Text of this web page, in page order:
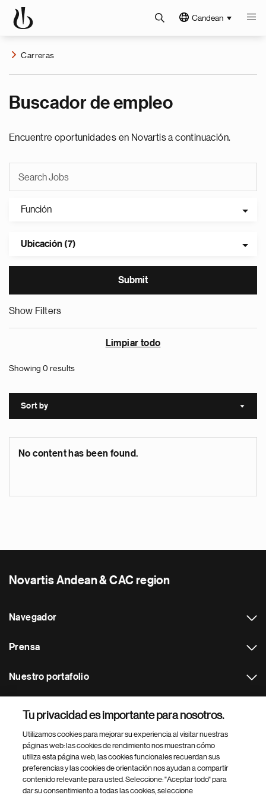
Candean
Carreras
Buscador de empleo
Encuentre oportunidades en Novartis a continuación.
Función
Ubicación (7)
Show Filters
Limpiar todo
Showing 0 results
Sort by Sort
No content has been found.
Novartis Andean & CAC region
Navegador
Prensa
Nuestro portafolio
Footer Site Search
Tu privacidad es importante para nosotros.
Utilizamos cookies para mejorar su experiencia al visitar nuestras
páginas web: las cookies de rendimiento nos muestran cómo
utiliza esta página web, las cookies funcionales recuerdan sus
preferencias y las cookies de orientación nos ayudan a compartir
contenido relevante para usted. Seleccione: "Aceptar todo" para
dar su consentimiento a todas las cookies, seleccione